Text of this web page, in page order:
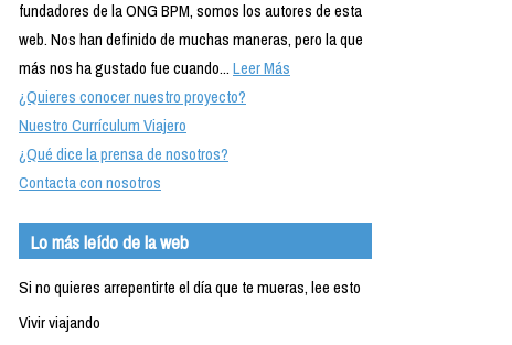
fundadores de la ONG BPM, somos los autores de esta
web. Nos han definido de muchas maneras, pero la que
más nos ha gustado fue cuando...Leer Más
¿Quieres conocer nuestro proyecto?
Nuestro Currículum Viajero
¿Qué dice la prensa de nosotros?
Contacta con nosotros
Lo más leído de la web
Si no quieres arrepentirte el día que te mueras, lee esto
Vivir viajando